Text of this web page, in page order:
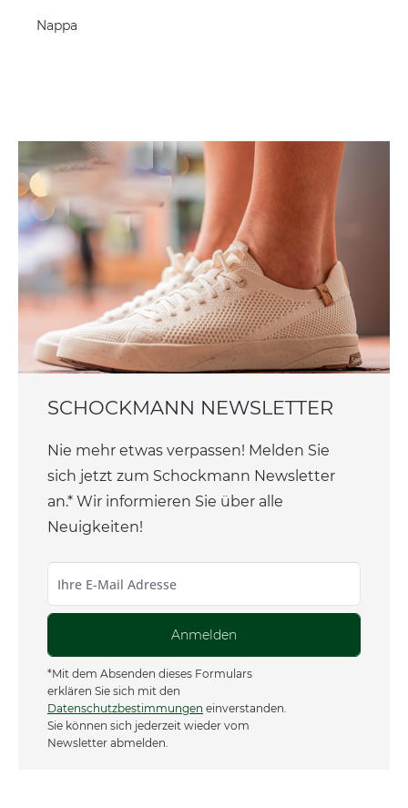
Nappa
SCHOCKMANN NEWSLETTER
Nie mehr etwas verpassen! Melden Sie
sich jetzt zum Schockmann Newsletter
an.* Wir informieren Sie über alle
Neuigkeiten!
Anmelden
*Mit dem Absenden dieses Formulars
erklären Sie sich mit den
Datenschutzbestimmungen einverstanden.
Sie können sich jederzeit wieder vom
Newsletter abmelden.